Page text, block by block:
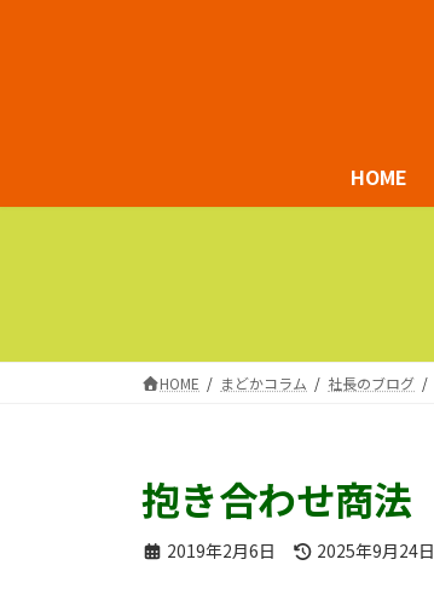
HOME
HOME まどかコラム 社長のブログ
抱き合わせ商法
2019年2月6日
最
2025年9月24日